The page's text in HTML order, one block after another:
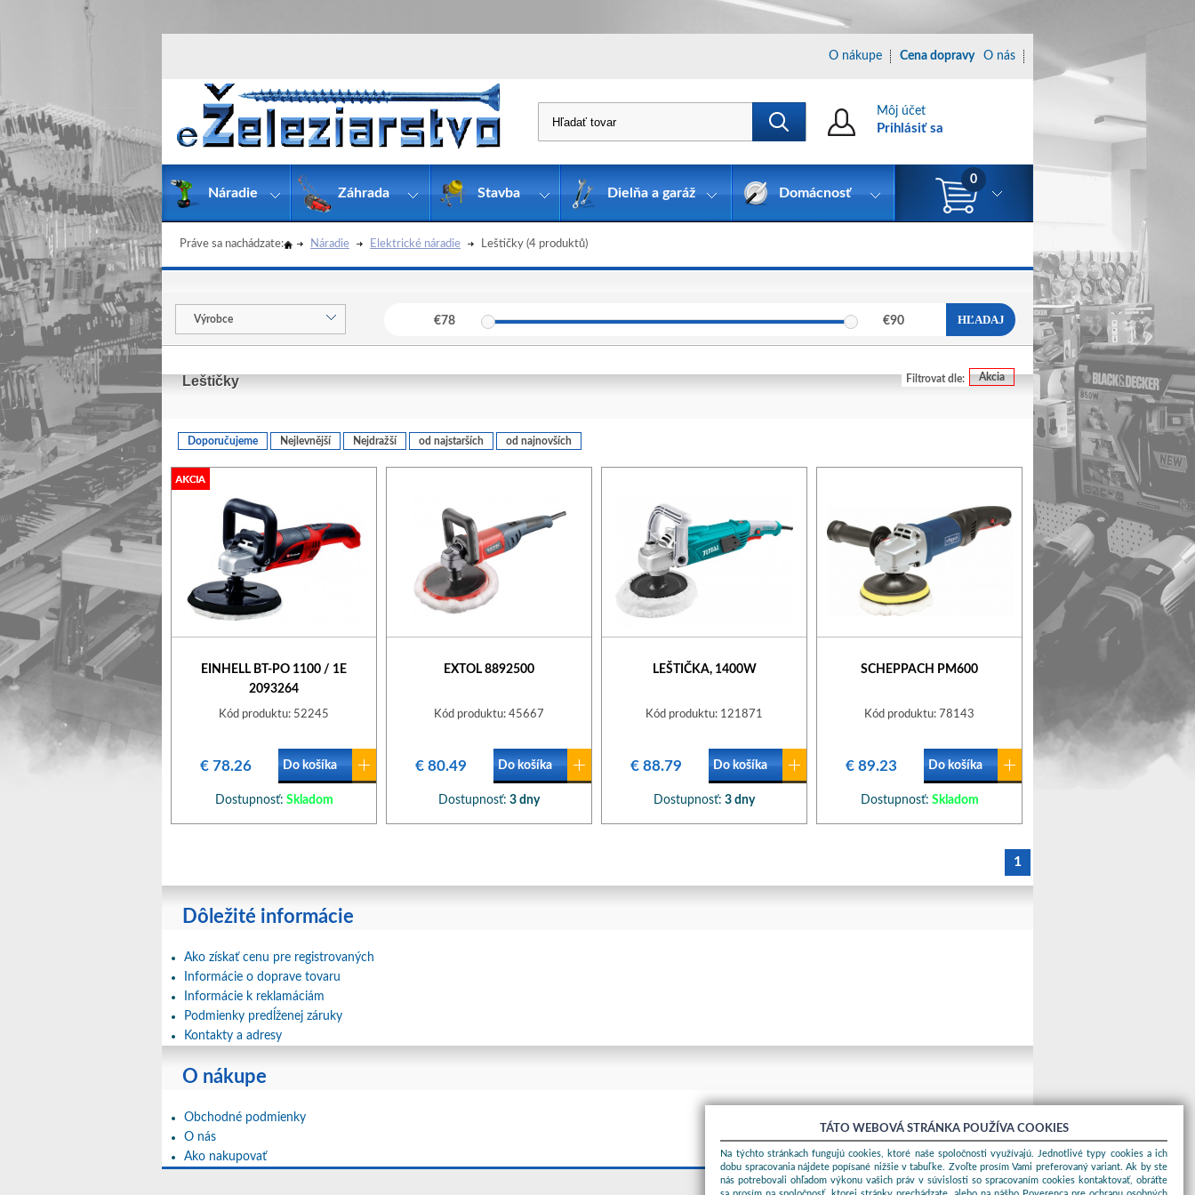
Práve sa nachádzate: Náradie Elektrické náradie Leštičky (4 produktů)
Výrobce €78 €90 HĽADAJ
Filtrovat dle: Akcia
Leštičky
Doporučujeme Nejlevnější Nejdražší od najstarších od najnovších
EINHELL BT-PO 1100 / 1E
2093264
Kód produktu: 52245
€ 78.26 Do košíka
Dostupnosť: Skladom
EXTOL 8892500
Kód produktu: 45667
€ 80.49 Do košíka
Dostupnosť: 3 dny
LEŠTIČKA, 1400W
Kód produktu: 121871
€ 88.79 Do košíka
Dostupnosť: 3 dny
SCHEPPACH PM600
Kód produktu: 78143
€ 89.23 Do košíka
Dostupnosť: Skladom
1
Dôležité informácie
Ako získať cenu pre registrovaných
Informácie o doprave tovaru
Informácie k reklamáciám
Podmienky predĺženej záruky
Kontakty a adresy
O nákupe
Obchodné podmienky
O nás
Ako nakupovať
Môj účet
Prihlásiť sa
O nákupe Cena dopravy O nás
Náradie Záhrada Stavba Dielňa a garáž Domácnosť
0
TÁTO WEBOVÁ STRÁNKA POUŽÍVA COOKIES
Na týchto stránkach fungujú cookies, ktoré naše spoločnosti využívajú. Jednotlivé typy cookies a ich
dobu spracovania nájdete popísané nižšie v tabuľke. Zvoľte prosím Vami preferovaný variant. Ak by ste
nás potrebovali ohľadom výkonu vašich práv v súvislosti so spracovaním cookies kontaktovať, obráťte